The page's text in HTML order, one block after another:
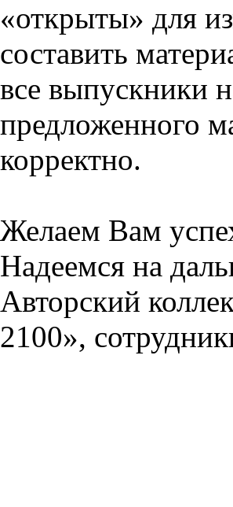
«открыты» для
составить
все выпускники
предложенного
корректно.
Желаем Вам
Надеемся на
Авторский
2100»,